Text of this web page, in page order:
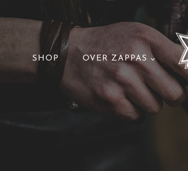
SHOP OVER ZAPPAS